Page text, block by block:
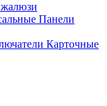
Панели
Карточные